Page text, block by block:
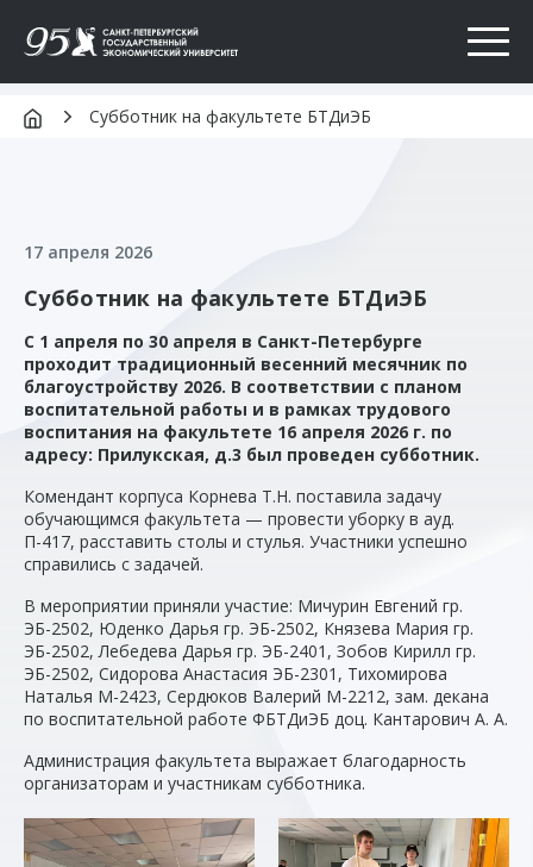
ОБРАЗОВАНИЕ
НАУКА
МЕЖДУНАРОДНЫЕ СВЯЗИ
ПАРТНЕРСТВО
ПРЕСС-СЛУЖБА
Абитуриентам и школьникам
Студентам и магистрантам
Аспирантам и докторантам
Бизнес-образование и ДПО
Сотрудникам и преподавателям
СМИ и медиа
Субботник на факультете БТДиЭБ
17 апреля 2026
Субботник на факультете БТДиЭБ
С 1 апреля по 30 апреля в Санкт-Петербурге
проходит традиционный весенний месячник по
благоустройству 2026. B соответствии с планом
воспитательной работы и в рамках трудового
воспитания на факультете 16 апреля 2026 г. по
адресу: Прилукская, д.3 был проведен субботник.
Комендант корпуса Корнева Т.Н. поставила задачу
обучающимся факультета — провести уборку в ауд.
П-417, расставить столы и стулья. Участники успешно
справились с задачей.
В мероприятии приняли участие: Мичурин Евгений гр.
ЭБ-2502, Юденко Дарья гр. ЭБ-2502, Князева Мария гр.
ЭБ-2502, Лебедева Дарья гр. ЭБ-2401, Зобов Кирилл гр.
ЭБ-2502, Сидорова Анастасия ЭБ-2301, Тихомирова
Наталья М-2423, Сердюков Валерий М-2212, зам. декана
по воспитательной работе ФБТДиЭБ доц. Кантарович А. А.
Администрация факультета выражает благодарность
организаторам и участникам субботника.